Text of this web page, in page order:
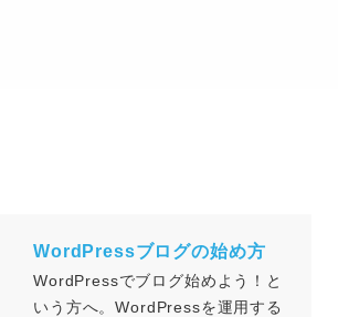
WordPressブログの始め方
WordPressでブログ始めよう！と
いう方へ。WordPressを運用する